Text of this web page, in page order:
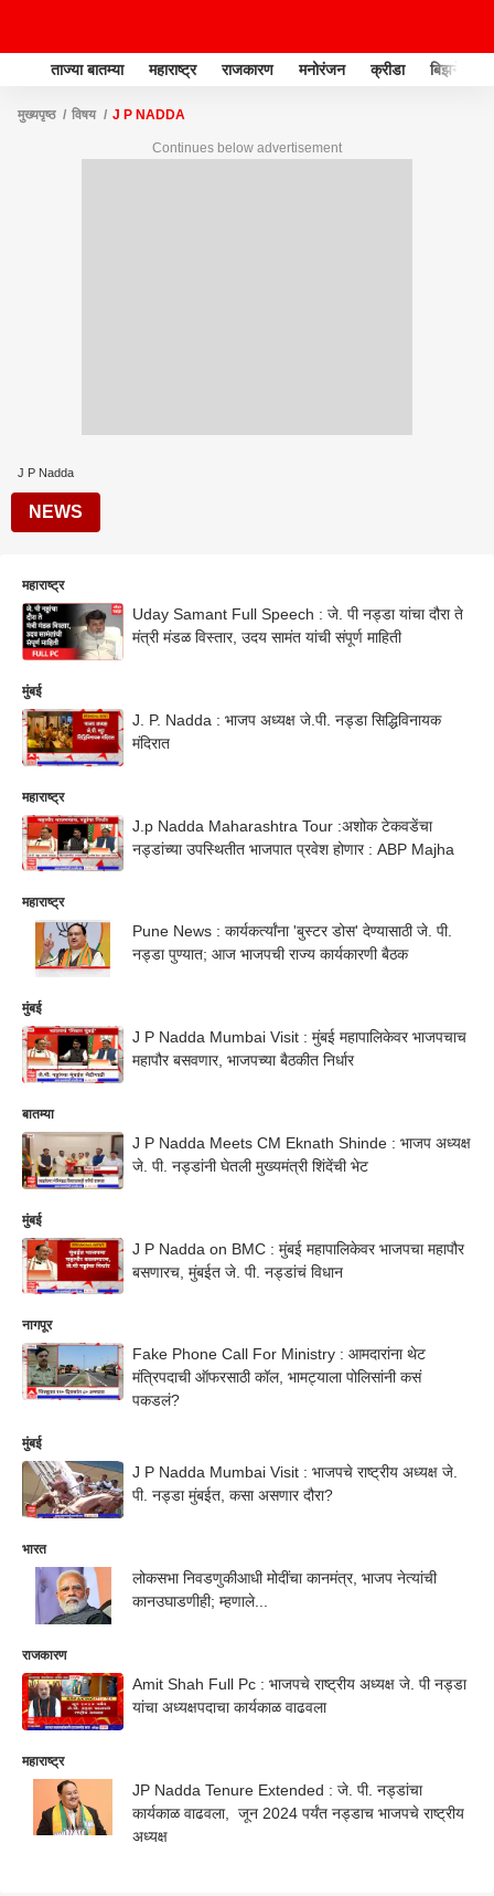
ताज्या बातम्या महाराष्ट्र राजकारण मनोरंजन क्रीडा बिझनेस
मुख्यपृष्ठ विषय J P NADDA
Continues below advertisement
J P Nadda
NEWS
महाराष्ट्र
Uday Samant Full Speech : जे. पी नड्डा यांचा दौरा ते
मंत्री मंडळ विस्तार, उदय सामंत यांची संपूर्ण माहिती
मुंबई
J. P. Nadda : भाजप अध्यक्ष जे.पी. नड्डा सिद्धिविनायक
मंदिरात
महाराष्ट्र
J.p Nadda Maharashtra Tour :अशोक टेकवडेंचा
नड्डांच्या उपस्थितीत भाजपात प्रवेश होणार : ABP Majha
महाराष्ट्र
Pune News : कार्यकर्त्यांना 'बुस्टर डोस' देण्यासाठी जे. पी.
नड्डा पुण्यात; आज भाजपची राज्य कार्यकारणी बैठक
मुंबई
J P Nadda Mumbai Visit : मुंबई महापालिकेवर भाजपचाच
महापौर बसवणार, भाजपच्या बैठकीत निर्धार
बातम्या
J P Nadda Meets CM Eknath Shinde : भाजप अध्यक्ष
जे. पी. नड्डांनी घेतली मुख्यमंत्री शिंदेंची भेट
मुंबई
J P Nadda on BMC : मुंबई महापालिकेवर भाजपचा महापौर
बसणारच, मुंबईत जे. पी. नड्डांचं विधान
नागपूर
Fake Phone Call For Ministry : आमदारांना थेट
मंत्रिपदाची ऑफरसाठी कॉल, भामट्याला पोलिसांनी कसं
पकडलं?
मुंबई
J P Nadda Mumbai Visit : भाजपचे राष्ट्रीय अध्यक्ष जे.
पी. नड्डा मुंबईत, कसा असणार दौरा?
भारत
लोकसभा निवडणुकीआधी मोदींचा कानमंत्र, भाजप नेत्यांची
कानउघाडणीही; म्हणाले...
राजकारण
Amit Shah Full Pc : भाजपचे राष्ट्रीय अध्यक्ष जे. पी नड्डा
यांचा अध्यक्षपदाचा कार्यकाळ वाढवला
महाराष्ट्र
JP Nadda Tenure Extended : जे. पी. नड्डांचा
कार्यकाळ वाढवला, जून 2024 पर्यंत नड्डाच भाजपचे राष्ट्रीय
अध्यक्ष